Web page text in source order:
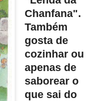
Chanfana".
Também
gosta de
cozinhar ou
apenas de
saborear o
que sai do